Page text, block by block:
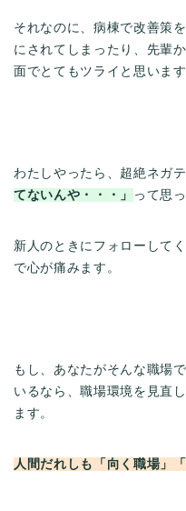
それなのに、病棟で改善策
にされてしまったり、先輩
面でとてもツライと思います
わたしやったら、超絶ネガ
てないんや・・・」
って思
新人のときにフォローして
で心が痛みます。
もし、あなたがそんな職場
いるなら、職場環境を見直
ます。
人間だれしも「向く職場」